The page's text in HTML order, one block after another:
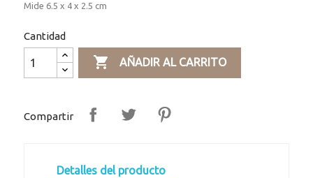
Mide 6.5 x 4 x 2.5 cm
Cantidad
 AÑADIR AL CARRITO
Compartir
Detalles del producto